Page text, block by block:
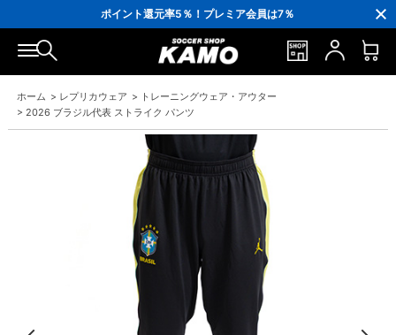
ポイント還元率5％！プレミア会員は7％
会員の方にはお誕生月に「10％OFFクーポン」プレゼント！
16,000円(税込)以上でシューズケースプレゼント！
3,300円(税込)以上で送料無料！
ホーム > レプリカウェア > トレーニングウェア・アウター
> 2026 ブラジル代表 ストライク パンツ